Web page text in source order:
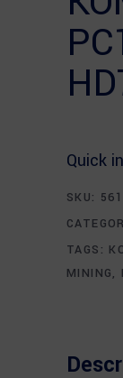
Quick
SKU:
TAGS:
MINING,